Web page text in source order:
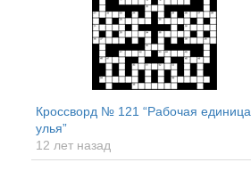
Кроссворд № 121 “Рабочая единица
улья”
12 лет назад